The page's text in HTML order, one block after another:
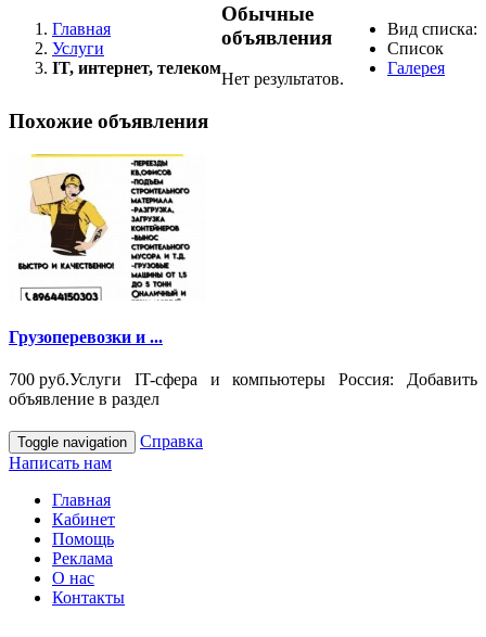
Главная
Услуги
IT, интернет, телеком
Вид списка:
Список
Галерея
Обычные
объявления
Нет результатов.
Похожие объявления
Грузоперевозки и ...
700 руб.Услуги IT-сфера и компьютеры Россия: Добавить
объявление в раздел
Toggle navigation
Справка
Написать нам
Главная
Кабинет
Помощь
Реклама
О нас
Контакты